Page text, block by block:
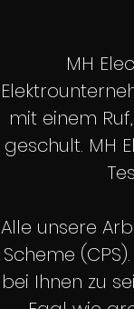
MH
mit einem
geschult. MH
Alle unsere
Scheme
bei Ihnen zu